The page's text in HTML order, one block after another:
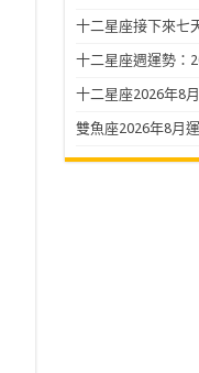
十二星座接下來七
十二星座週運勢：
十二星座2026年8
雙魚座2026年8月